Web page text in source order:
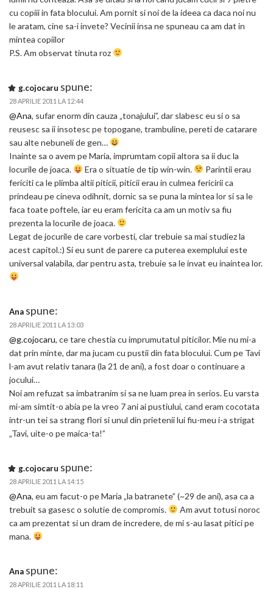
cu copiii in fata blocului. Am pornit si noi de la ideea ca daca noi nu
le aratam, cine sa-i invete? Vecinii insa ne spuneau ca am dat in
mintea copiilor
P.S. Am observat tinuta roz
g.cojocaru spune:
28 APRILIE 2011 LA 12:44
@Ana, sufar enorm din cauza „tonajului”, dar slabesc eu si o sa
reusesc sa ii insotesc pe topogane, trambuline, pereti de catarare
sau alte nebuneli de gen…
Inainte sa o avem pe Maria, imprumtam copii altora sa ii duc la
locurile de joaca.
Era o situatie de tip win-win.
Parintii erau
fericiti ca le plimba altii piticii, piticii erau in culmea fericirii ca
prindeau pe cineva odihnit, dornic sa se puna la mintea lor si sa le
faca toate poftele, iar eu eram fericita ca am un motiv sa fiu
prezenta la locurile de joaca.
Legat de jocurile de care vorbesti, clar trebuie sa mai studiez la
acest capitol.:) Si eu sunt de parere ca puterea exemplului este
universal valabila, dar pentru asta, trebuie sa le invat eu inaintea lor.
Ana spune:
28 APRILIE 2011 LA 13:03
@g.cojocaru, ce tare chestia cu imprumutatul piticilor. Mie nu mi-a
dat prin minte, dar ma jucam cu pustii din fata blocului. Cum pe Tavi
l-am avut relativ tanara (la 21 de ani), a fost doar o continuare a
jocului…
Noi am refuzat sa imbatranim si sa ne luam prea in serios. Eu varsta
mi-am simtit-o abia pe la vreo 7 ani ai pustiului, cand eram cocotata
intr-un tei sa strang flori si unul din prietenii lui fiu-meu i-a strigat
„Tavi, uite-o pe maica-ta!”
g.cojocaru spune:
28 APRILIE 2011 LA 14:15
@Ana, eu am facut-o pe Maria „la batranete” (~29 de ani), asa ca a
trebuit sa gasesc o solutie de compromis.
Am avut totusi noroc
ca am prezentat si un dram de incredere, de mi s-au lasat pitici pe
mana.
Ana spune:
28 APRILIE 2011 LA 18:11